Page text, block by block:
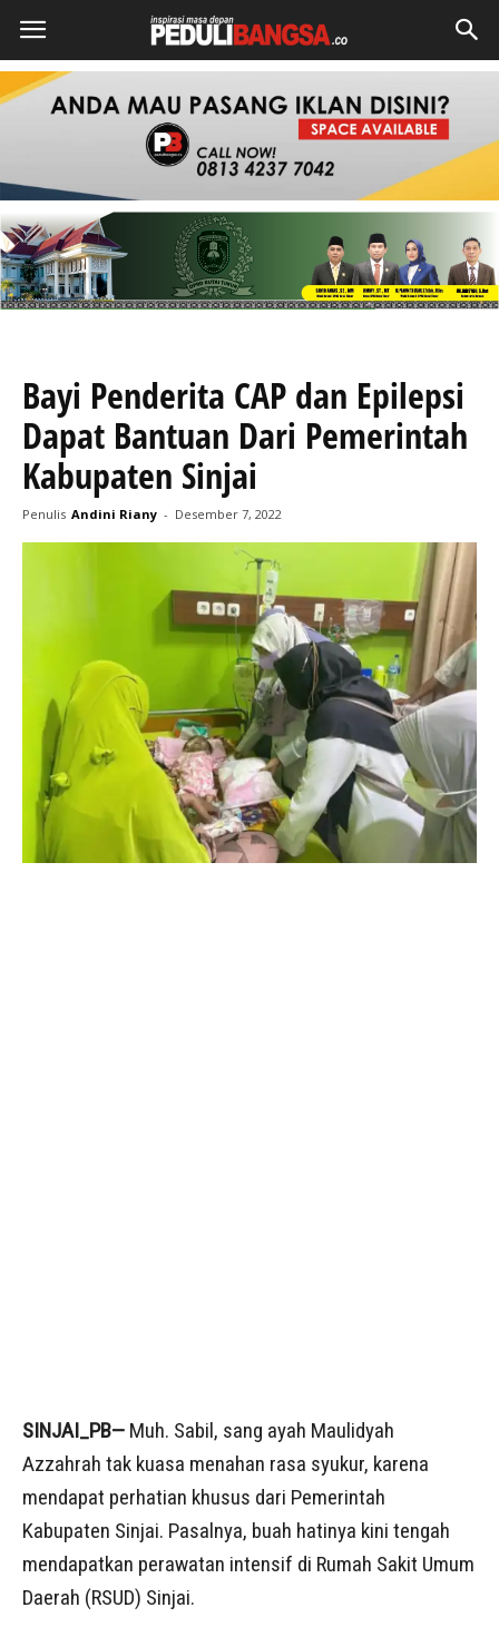
Bayi Penderita CAP dan Epilepsi
Dapat Bantuan Dari Pemerintah
Kabupaten Sinjai
Penulis Andini Riany - Desember 7, 2022
SINJAI_PB— Muh. Sabil, sang ayah Maulidyah
Azzahrah tak kuasa menahan rasa syukur, karena
mendapat perhatian khusus dari Pemerintah
Kabupaten Sinjai. Pasalnya, buah hatinya kini tengah
mendapatkan perawatan intensif di Rumah Sakit Umum
Daerah (RSUD) Sinjai.